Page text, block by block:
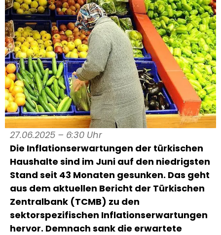
27.06.2025 – 6:30 Uhr
Die Inflationserwartungen der türkischen
Haushalte sind im Juni auf den niedrigsten
Stand seit 43 Monaten gesunken. Das geht
aus dem aktuellen Bericht der Türkischen
Zentralbank (TCMB) zu den
sektorspezifischen Inflationserwartungen
hervor. Demnach sank die erwartete